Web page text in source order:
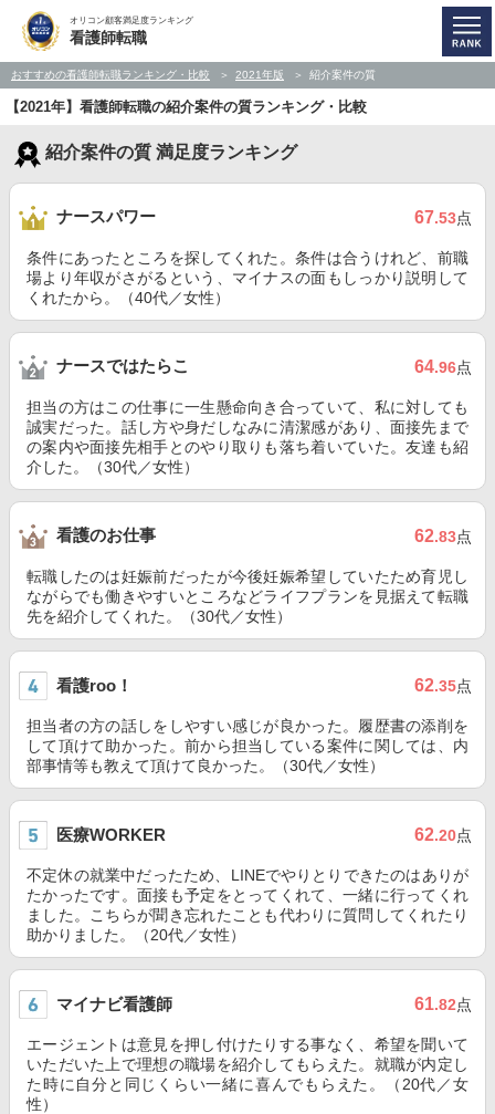
オリコン顧客満足度ランキング
看護師転職
おすすめの看護師転職ランキング・比較 2021年版 紹介案件の質
【2021年】看護師転職の紹介案件の質ランキング・比較
紹介案件の質 満足度ランキング
ナースパワー 67.53点
条件にあったところを探してくれた。条件は合うけれど、前職
場より年収がさがるという、マイナスの面もしっかり説明して
くれたから。（40代／女性）
ナースではたらこ 64.96点
担当の方はこの仕事に一生懸命向き合っていて、私に対しても
誠実だった。話し方や身だしなみに清潔感があり、面接先まで
の案内や面接先相手とのやり取りも落ち着いていた。友達も紹
介した。（30代／女性）
看護のお仕事 62.83点
転職したのは妊娠前だったが今後妊娠希望していたため育児し
ながらでも働きやすいところなどライフプランを見据えて転職
先を紹介してくれた。（30代／女性）
看護roo！ 62.35点
担当者の方の話しをしやすい感じが良かった。履歴書の添削を
して頂けて助かった。前から担当している案件に関しては、内
部事情等も教えて頂けて良かった。（30代／女性）
医療WORKER 62.20点
不定休の就業中だったため、LINEでやりとりできたのはありが
たかったです。面接も予定をとってくれて、一緒に行ってくれ
ました。こちらが聞き忘れたことも代わりに質問してくれたり
助かりました。（20代／女性）
マイナビ看護師 61.82点
エージェントは意見を押し付けたりする事なく、希望を聞いて
いただいた上で理想の職場を紹介してもらえた。就職が内定し
た時に自分と同じくらい一緒に喜んでもらえた。（20代／女
性）